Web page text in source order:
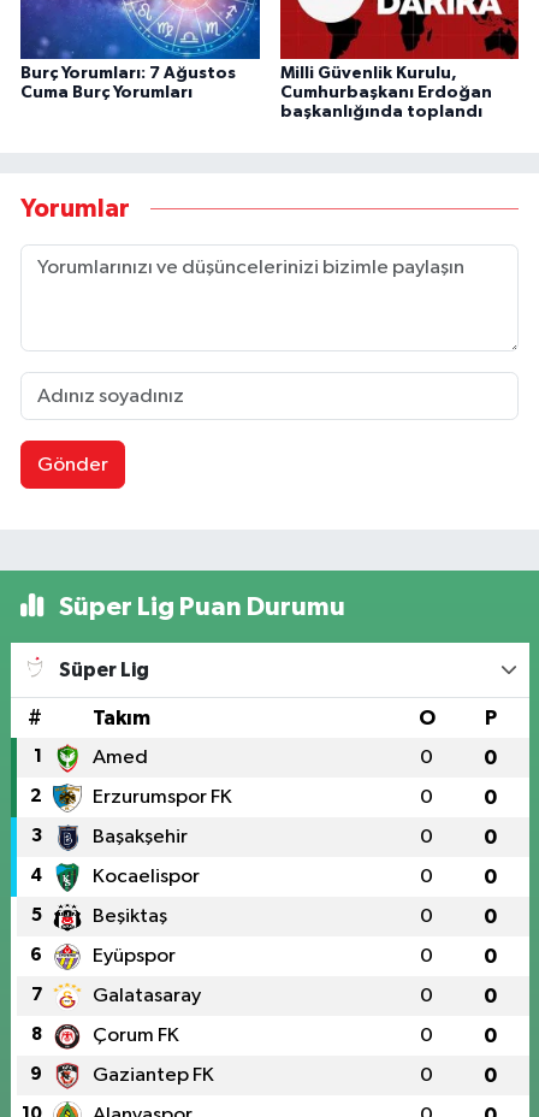
Burç Yorumları: 7 Ağustos
Cuma Burç Yorumları
Milli Güvenlik Kurulu,
Cumhurbaşkanı Erdoğan
başkanlığında toplandı
Yorumlar
Gönder
Süper Lig Puan Durumu
Süper Lig
# Takım O P
1 Amed 0 0
2 Erzurumspor FK 0 0
3 Başakşehir 0 0
4 Kocaelispor 0 0
5 Beşiktaş 0 0
6 Eyüpspor 0 0
7 Galatasaray 0 0
8 Çorum FK 0 0
9 Gaziantep FK 0 0